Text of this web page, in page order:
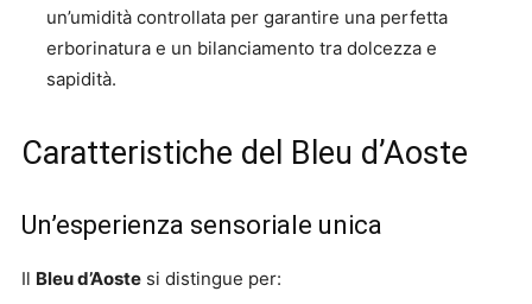
un’umidità controllata per garantire una perfetta
erborinatura e un bilanciamento tra dolcezza e
sapidità.
Caratteristiche del Bleu d’Aoste
Un’esperienza sensoriale unica
Il Bleu d’Aoste si distingue per: